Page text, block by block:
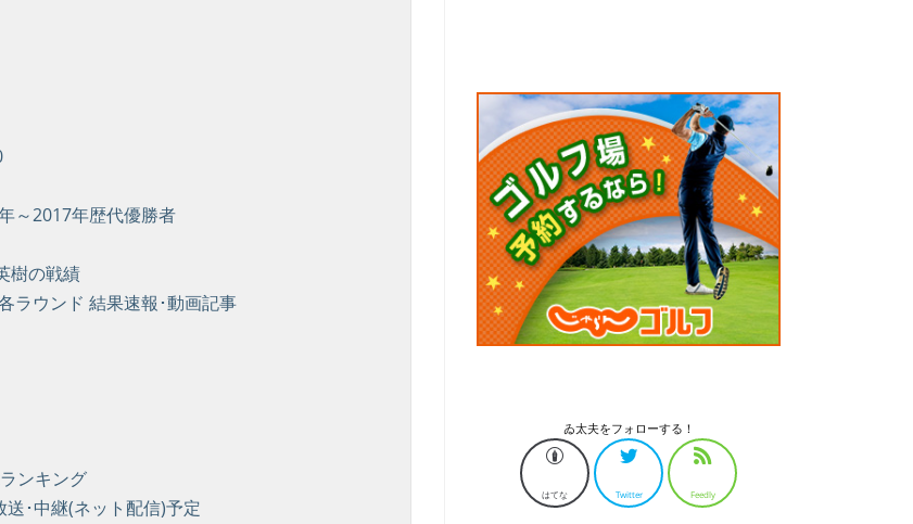
～2017年歴代優勝者
樹の戦績
ラウンド 結果速報･動画記事
ンキング
･中継(ネット配信)予定
ゐ太夫をフォローする！
はてな Twitter Feedly